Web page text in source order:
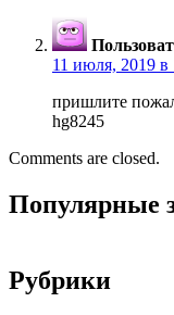
11 июля, 2019 в
пришлите
hg8245
Comments are closed.
Популярные
Рубрики